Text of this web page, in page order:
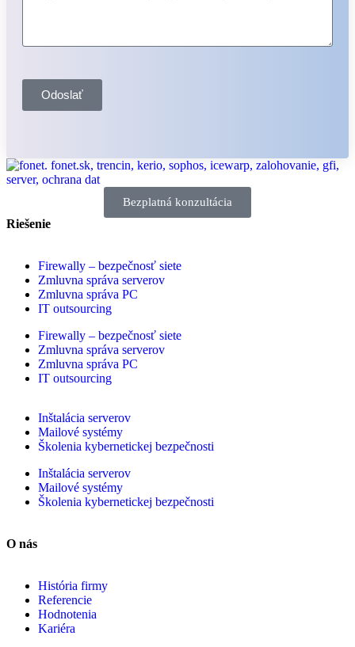
Odoslať
Riešenie
Firewally – bezpečnosť siete
Zmluvna správa serverov
Zmluvna správa PC
IT outsourcing
Firewally – bezpečnosť siete
Zmluvna správa serverov
Zmluvna správa PC
IT outsourcing
Inštalácia serverov
Mailové systémy
Školenia kybernetickej bezpečnosti
Inštalácia serverov
Mailové systémy
Školenia kybernetickej bezpečnosti
O nás
História firmy
Referencie
Hodnotenia
Kariéra
Bezplatná konzultácia